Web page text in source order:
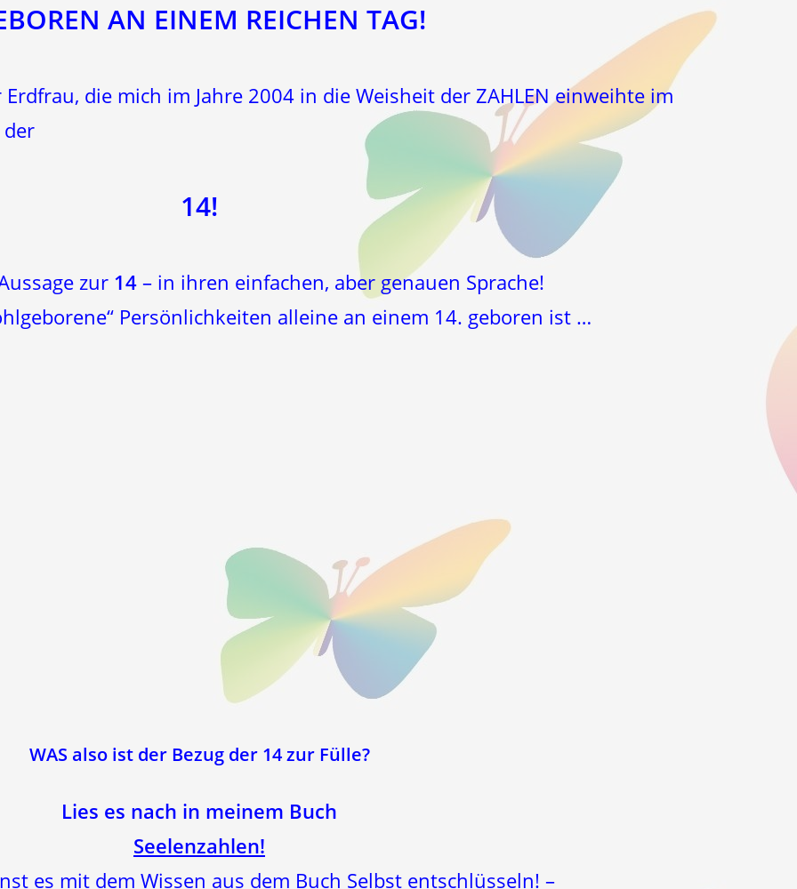
AN EINEM REICHEN TAG!
die mich im Jahre 2004 in die Weisheit der ZAHLEN einweihte im
der
14!
zur 14 – in ihren einfachen, aber genauen Sprache!
Persönlichkeiten alleine an einem 14. geboren ist …
WAS also ist der Bezug der 14 zur Fülle?
Lies es nach in meinem Buch
Seelenzahlen!
es mit dem Wissen aus dem Buch Selbst entschlüsseln! –